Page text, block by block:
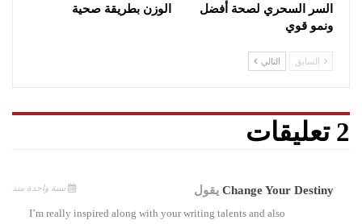
السر السحري لصحة أفضل
ونمو قوي
الوزن بطريقة صحية
السابق التالي
2 تعليقات
Change Your Destiny يقول سنة واحدة منذ
I’m really inspired along with your writing talents and also